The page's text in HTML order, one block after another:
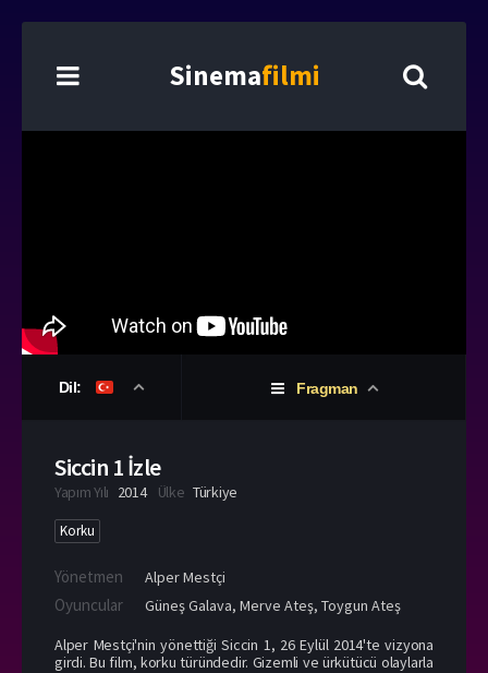
Sinemafilmi
Dil: Fragman
Siccin 1 İzle
Yapım Yılı 2014 Ülke Türkiye
Korku
Yönetmen Alper Mestçi
Oyuncular Güneş Galava, Merve Ateş, Toygun Ateş
Alper Mestçi'nin yönettiği Siccin 1, 26 Eylül 2014'te vizyona
girdi. Bu film, korku türündedir. Gizemli ve ürkütücü olaylarla